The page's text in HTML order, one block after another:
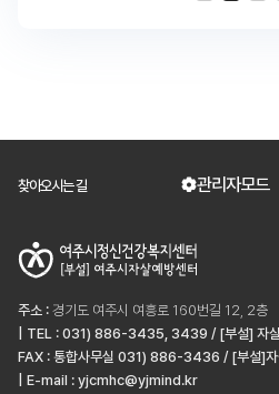
찾아오시는 길 관리자모드
주소 : 경기도 여주시 여흥로 160번길 12, 2층
| TEL : 031) 886-3435, 3439 / [부설] 자
FAX : 통합사무실 031) 886-3436 / [부설]
| E-mail : yjcmhc@yjmind.kr